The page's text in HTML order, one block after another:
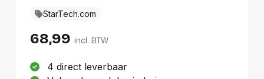
StarTech.com
68,99 incl. BTW
4 direct leverbaar